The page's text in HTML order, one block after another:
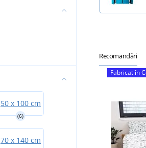
50 x 100 cm
(6)
70 x 140 cm
Recomandări
Fabricat în